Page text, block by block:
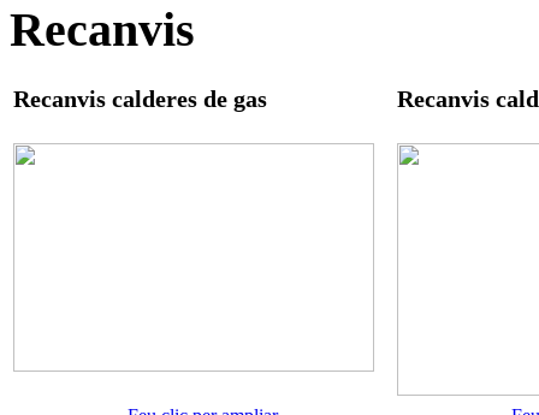
Recanvis
Recanvis calderes de gas Recanvis